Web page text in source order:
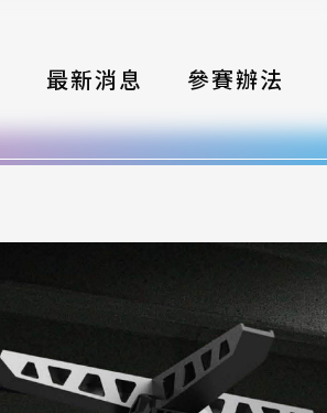
最新消息 參賽辦法
大賽組織
報名格式
評選與獎項